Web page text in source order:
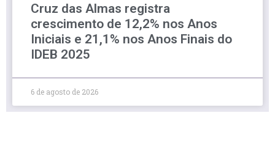
Cruz das Almas registra
crescimento de 12,2% nos Anos
Iniciais e 21,1% nos Anos Finais do
IDEB 2025
6 de agosto de 2026